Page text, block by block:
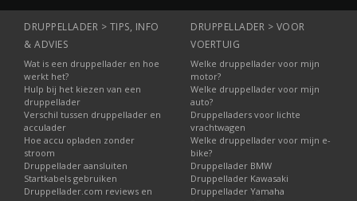
DRUPPELLADER > TIPS, INFO
& ADVIES
Wat is een druppellader en hoe
werkt het?
Hulp bij het kiezen van een
druppellader
Verschil tussen druppellader en
acculader
Hoe accu opladen zonder
stroom
Druppellader aansluiten
Startkabels gebruiken
Druppellader.com reviews en
DRUPPELLADER > VOOR
VOERTUIG
Welke druppellader voor mijn
motor?
Welke druppellader voor mijn
auto?
Druppelladers voor lichte
vrachtwagen
Welke druppellader voor mijn e-
bike?
Druppellader BMW
Druppellader Kawasaki
Druppellader Yamaha